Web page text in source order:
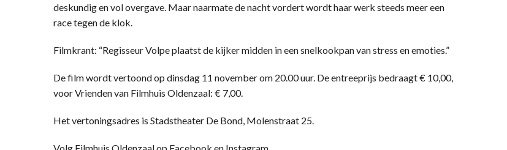
deskundig en vol overgave. Maar naarmate de nacht vordert wordt haar werk steeds meer een
race tegen de klok.
Filmkrant: “Regisseur Volpe plaatst de kijker midden in een snelkookpan van stress en emoties.”
De film wordt vertoond op dinsdag 11 november om 20.00 uur. De entreeprijs bedraagt € 10,00,
voor Vrienden van Filmhuis Oldenzaal: € 7,00.
Het vertoningsadres is Stadstheater De Bond, Molenstraat 25.
Volg Filmhuis Oldenzaal op Facebook en Instagram.